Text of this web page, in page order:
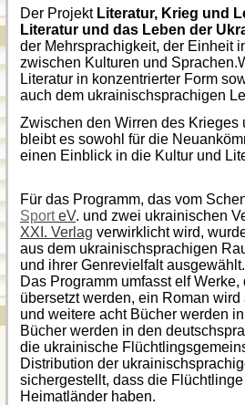
Der Projekt Literatur, Krieg und
Literatur und das Leben der
der Mehrsprachigkeit, der Einheit
zwischen Kulturen und
Literatur in konzentrierter Form
auch dem ukrainischsprachigen
Zwischen den Wirren des
bleibt es sowohl für die
einen Einblick in die Kultur und
Für das Programm, das vom
SporteV. und zwei ukrainischen
XXI. Verlag verwirklicht wird,
aus dem ukrainischsprachigen
und ihrer Genrevielfalt ausgewählt.
Das Programm umfasst elf
übersetzt werden, ein Roman
und weitere acht Bücher werden
Bücher werden in den
die ukrainische
Distribution der
sichergestellt, dass die
Heimatländer haben.